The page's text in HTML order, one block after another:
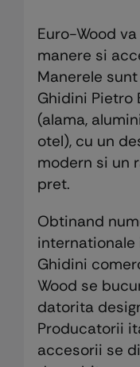
Euro-Wood
manere si
Manerele
Ghidini Pietro
(alama,
otel), cu un
modern si un
pret.
Obtinand
internationale
Ghidini
Wood se
datorita
Producatorii
accesorii se